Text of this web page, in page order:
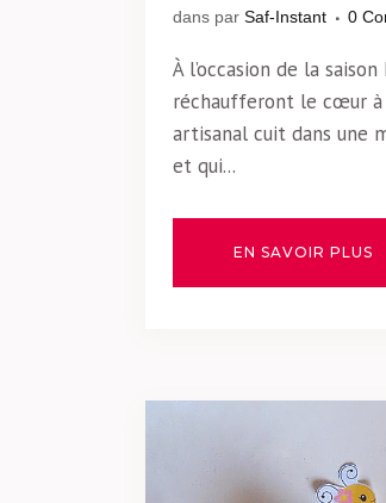
dans par Saf-Instant 0
À l’occasion de la
réchaufferont le cœur à
artisanal cuit dans une
et qui...
EN SAVOIR PLUS